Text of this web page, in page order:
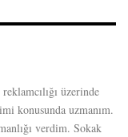
üzerinde
konusunda uzmanım.
verdim. Sokak